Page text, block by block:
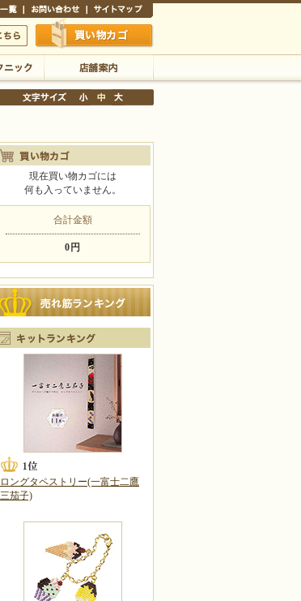
買い物かご
店舗案内
現在買い物カゴには
何も入っていません。
合計金額
0円
ロングタペストリー(一富士二鷹
三茄子)